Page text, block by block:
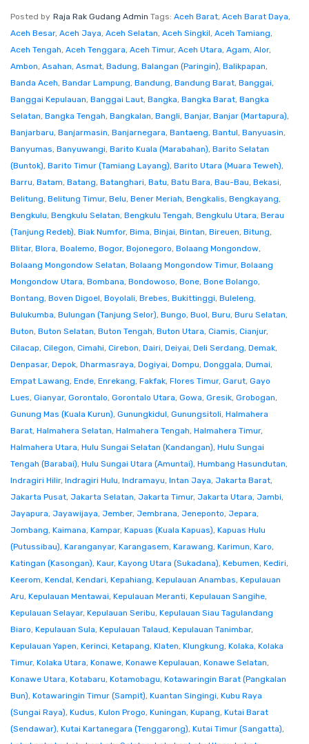
Posted by Raja Rak Gudang Admin Tags: Aceh Barat, Aceh Barat Daya,
Aceh Besar, Aceh Jaya, Aceh Selatan, Aceh Singkil, Aceh Tamiang,
Aceh Tengah, Aceh Tenggara, Aceh Timur, Aceh Utara, Agam, Alor,
Ambon, Asahan, Asmat, Badung, Balangan (Paringin), Balikpapan,
Banda Aceh, Bandar Lampung, Bandung, Bandung Barat, Banggai,
Banggai Kepulauan, Banggai Laut, Bangka, Bangka Barat, Bangka
Selatan, Bangka Tengah, Bangkalan, Bangli, Banjar, Banjar (Martapura),
Banjarbaru, Banjarmasin, Banjarnegara, Bantaeng, Bantul, Banyuasin,
Banyumas, Banyuwangi, Barito Kuala (Marabahan), Barito Selatan
(Buntok), Barito Timur (Tamiang Layang), Barito Utara (Muara Teweh),
Barru, Batam, Batang, Batanghari, Batu, Batu Bara, Bau-Bau, Bekasi,
Belitung, Belitung Timur, Belu, Bener Meriah, Bengkalis, Bengkayang,
Bengkulu, Bengkulu Selatan, Bengkulu Tengah, Bengkulu Utara, Berau
(Tanjung Redeb), Biak Numfor, Bima, Binjai, Bintan, Bireuen, Bitung,
Blitar, Blora, Boalemo, Bogor, Bojonegoro, Bolaang Mongondow,
Bolaang Mongondow Selatan, Bolaang Mongondow Timur, Bolaang
Mongondow Utara, Bombana, Bondowoso, Bone, Bone Bolango,
Bontang, Boven Digoel, Boyolali, Brebes, Bukittinggi, Buleleng,
Bulukumba, Bulungan (Tanjung Selor), Bungo, Buol, Buru, Buru Selatan,
Buton, Buton Selatan, Buton Tengah, Buton Utara, Ciamis, Cianjur,
Cilacap, Cilegon, Cimahi, Cirebon, Dairi, Deiyai, Deli Serdang, Demak,
Denpasar, Depok, Dharmasraya, Dogiyai, Dompu, Donggala, Dumai,
Empat Lawang, Ende, Enrekang, Fakfak, Flores Timur, Garut, Gayo
Lues, Gianyar, Gorontalo, Gorontalo Utara, Gowa, Gresik, Grobogan,
Gunung Mas (Kuala Kurun), Gunungkidul, Gunungsitoli, Halmahera
Barat, Halmahera Selatan, Halmahera Tengah, Halmahera Timur,
Halmahera Utara, Hulu Sungai Selatan (Kandangan), Hulu Sungai
Tengah (Barabai), Hulu Sungai Utara (Amuntai), Humbang Hasundutan,
Indragiri Hilir, Indragiri Hulu, Indramayu, Intan Jaya, Jakarta Barat,
Jakarta Pusat, Jakarta Selatan, Jakarta Timur, Jakarta Utara, Jambi,
Jayapura, Jayawijaya, Jember, Jembrana, Jeneponto, Jepara,
Jombang, Kaimana, Kampar, Kapuas (Kuala Kapuas), Kapuas Hulu
(Putussibau), Karanganyar, Karangasem, Karawang, Karimun, Karo,
Katingan (Kasongan), Kaur, Kayong Utara (Sukadana), Kebumen, Kediri,
Keerom, Kendal, Kendari, Kepahiang, Kepulauan Anambas, Kepulauan
Aru, Kepulauan Mentawai, Kepulauan Meranti, Kepulauan Sangihe,
Kepulauan Selayar, Kepulauan Seribu, Kepulauan Siau Tagulandang
Biaro, Kepulauan Sula, Kepulauan Talaud, Kepulauan Tanimbar,
Kepulauan Yapen, Kerinci, Ketapang, Klaten, Klungkung, Kolaka, Kolaka
Timur, Kolaka Utara, Konawe, Konawe Kepulauan, Konawe Selatan,
Konawe Utara, Kotabaru, Kotamobagu, Kotawaringin Barat (Pangkalan
Bun), Kotawaringin Timur (Sampit), Kuantan Singingi, Kubu Raya
(Sungai Raya), Kudus, Kulon Progo, Kuningan, Kupang, Kutai Barat
(Sendawar), Kutai Kartanegara (Tenggarong), Kutai Timur (Sangatta),